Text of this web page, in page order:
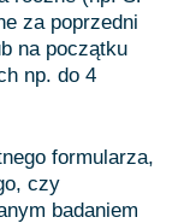
za poprzedni
na początku
np. do 4
formularza,
czy
badaniem